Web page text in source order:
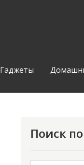
Гаджеты
Поиск